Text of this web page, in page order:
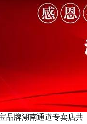
品牌湖南通道专卖店共